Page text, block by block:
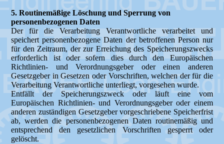
5. Routinemäßige Löschung und Sperrung von
personenbezogenen Daten
Der für die Verarbeitung Verantwortliche verarbeitet und
speichert personenbezogene Daten der betroffenen Person nur
für den Zeitraum, der zur Erreichung des Speicherungszwecks
erforderlich ist oder sofern dies durch den Europäischen
Richtlinien- und Verordnungsgeber oder einen anderen
Gesetzgeber in Gesetzen oder Vorschriften, welchen der für die
Verarbeitung Verantwortliche unterliegt, vorgesehen wurde.
Entfällt der Speicherungszweck oder läuft eine vom
Europäischen Richtlinien- und Verordnungsgeber oder einem
anderen zuständigen Gesetzgeber vorgeschriebene Speicherfrist
ab, werden die personenbezogenen Daten routinemäßig und
entsprechend den gesetzlichen Vorschriften gesperrt oder
gelöscht.